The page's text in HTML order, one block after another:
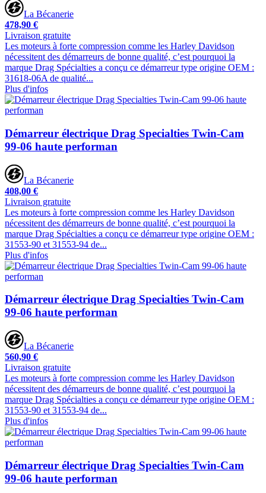
La Bécanerie
478,90 €
Livraison gratuite
Les moteurs à forte compression comme les Harley Davidson
nécessitent des démarreurs de bonne qualité, c’est pourquoi la
marque Drag Spécialties a conçu ce démarreur type origine OEM :
31618-06A de qualité...
Plus d'infos
Démarreur électrique Drag Specialties Twin-Cam
99-06 haute performan
La Bécanerie
408,00 €
Livraison gratuite
Les moteurs à forte compression comme les Harley Davidson
nécessitent des démarreurs de bonne qualité, c’est pourquoi la
marque Drag Spécialties a conçu ce démarreur type origine OEM :
31553-90 et 31553-94 de...
Plus d'infos
Démarreur électrique Drag Specialties Twin-Cam
99-06 haute performan
La Bécanerie
560,90 €
Livraison gratuite
Les moteurs à forte compression comme les Harley Davidson
nécessitent des démarreurs de bonne qualité, c’est pourquoi la
marque Drag Spécialties a conçu ce démarreur type origine OEM :
31553-90 et 31553-94 de...
Plus d'infos
Démarreur électrique Drag Specialties Twin-Cam
99-06 haute performan